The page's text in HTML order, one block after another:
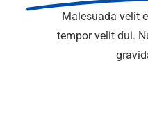
Malesuada velit
tempor velit dui.